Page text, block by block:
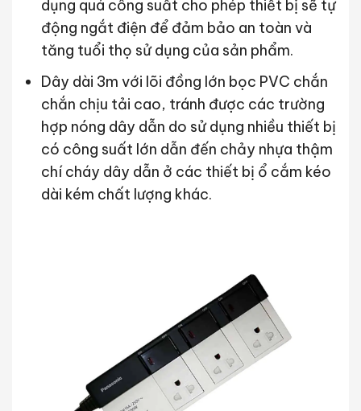
dụng quá công suất cho phép thiết bị sẽ tự
động ngắt điện để đảm bảo an toàn và
tăng tuổi thọ sử dụng của sản phẩm.
Dây dài 3m với lõi đồng lớn bọc PVC chắn
chắn chịu tải cao, tránh được các trường
hợp nóng dây dẫn do sử dụng nhiều thiết bị
có công suất lớn dẫn đến chảy nhựa thậm
chí cháy dây dẫn ở các thiết bị ổ cắm kéo
dài kém chất lượng khác.